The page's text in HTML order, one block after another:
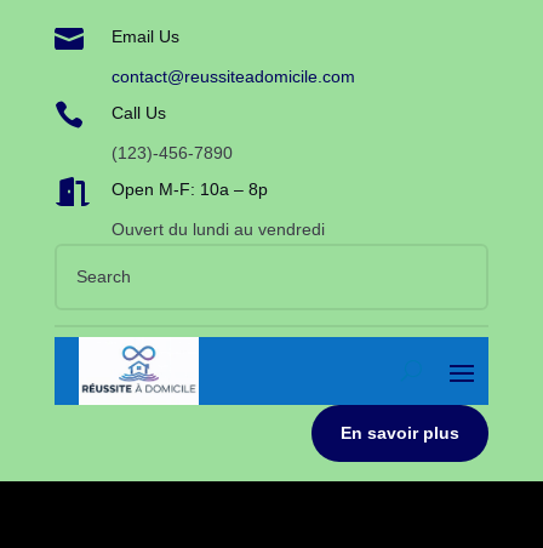
 Email Us
contact@reussiteadomicile.com
 Call Us
(123)-456-7890
 Open M-F: 10a – 8p
Ouvert du lundi au vendredi
En savoir plus